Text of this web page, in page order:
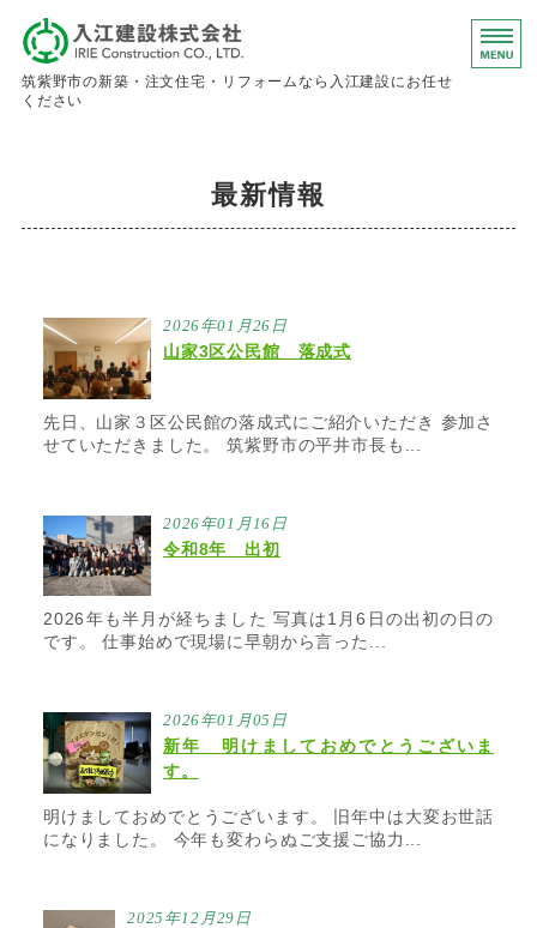
入江建設株
筑紫野市の新築・注文住宅・リフォームなら入江建設にお任せ
ください
求人情報
最新情報
2026年01月26日
山家3区公民館 落成式
先日、山家３区公民館の落成式にご紹介いただき 参加さ
せていただきました。 筑紫野市の平井市長も...
2026年01月16日
令和8年 出初
2026年も半月が経ちました 写真は1月6日の出初の日の
です。 仕事始めで現場に早朝から言った...
2026年01月05日
新年 明けましておめでとうございま
す。
明けましておめでとうございます。 旧年中は大変お世話
になりました。 今年も変わらぬご支援ご協力...
2025年12月29日